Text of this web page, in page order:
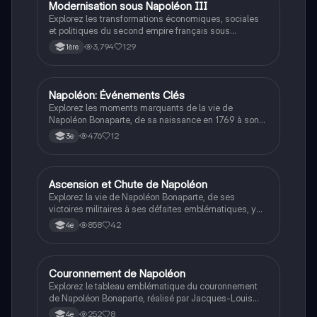
Histoire
Modernisation sous Napoléon III
Explorez les transformations économiques, sociales
et politiques du second empire français sous
Napoléon III. Cette fiche de révision aborde
l'industrialisation, les réformes économiques,
de pouvoir. Idéal pour les étudiants en histoire.
1ère 3,794 129
Histoire
Napoléon: Événements Clés
Explorez les moments marquants de la vie de
Napoléon Bonaparte, de sa naissance en 1769 à son
couronnement en 1804, en passant par les batailles
emblématiques comme Austerlitz et Waterloo. Ce
événements majeurs de l'ère napoléonienne.
3e 476 12
Histoire
Ascension et Chute de Napoléon
Explorez la vie de Napoléon Bonaparte, de ses
victoires militaires à ses défaites emblématiques, y
compris la bataille de Waterloo. Ce résumé couvre les
événements clés de son règne, ses campagnes
4e 858 42
Histoire
Couronnement de Napoléon
Explorez le tableau emblématique du couronnement
de Napoléon Bonaparte, réalisé par Jacques-Louis
David entre 1806 et 1807. Cette analyse détaillée met
4e 252 8